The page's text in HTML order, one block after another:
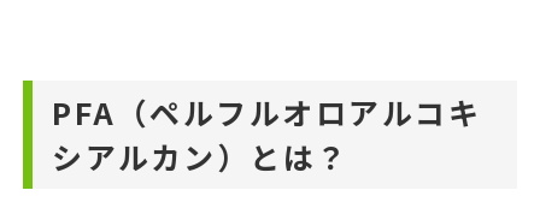
PFA（ペルフルオロアルコキ
シアルカン）
とは？